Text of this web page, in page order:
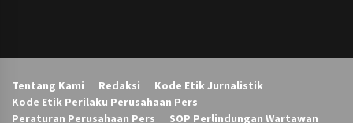
Tentang Kami Redaksi
Kode Etik Jurnalistik
Kode Etik Perilaku Perusahaan Pers
Peraturan Perusahaan Pers
SOP Perlindungan Wartawan